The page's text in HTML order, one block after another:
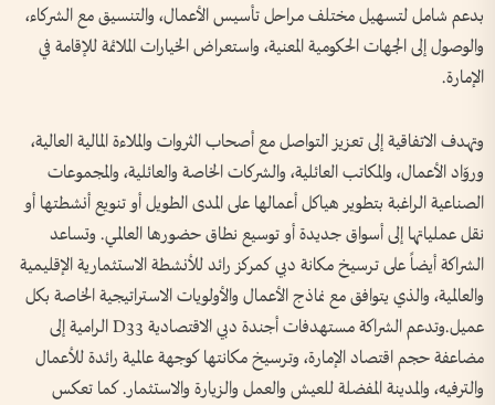
بدعم شامل لتسهيل مختلف مراحل تأسيس الأعمال، والتنسيق مع الشركاء،
والوصول إلى الجهات الحكومية المعنية، واستعراض الخيارات الملائمة للإقامة في
الإمارة.
وتهدف الاتفاقية إلى تعزيز التواصل مع أصحاب الثروات والملاءة المالية العالية،
وروّاد الأعمال، والمكاتب العائلية، والشركات الخاصة والعائلية، والمجموعات
الصناعية الراغبة بتطوير هياكل أعمالها على المدى الطويل أو تنويع أنشطتها أو
نقل عملياتها إلى أسواق جديدة أو توسيع نطاق حضورها العالمي. وتساعد
الشراكة أيضاً على ترسيخ مكانة دبي كمركز رائد للأنشطة الاستثمارية الإقليمية
والعالمية، والذي يتوافق مع نماذج الأعمال والأولويات الاستراتيجية الخاصة بكل
عميل.وتدعم الشراكة مستهدفات أجندة دبي الاقتصادية D33 الرامية إلى
مضاعفة حجم اقتصاد الإمارة، وترسيخ مكانتها كوجهة عالمية رائدة للأعمال
والترفيه، والمدينة المفضلة للعيش والعمل والزيارة والاستثمار. كما تعكس